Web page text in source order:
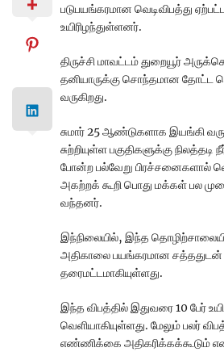
படுபயங்கரமான வெடிவிபத்து
உயிரிழந்துள்ளனர்.
திருச்சி மாவட்டம் துறையூர்
தனியாருக்கு சொந்தமான தோட்ட
வருகிறது.
சுமார் 25 ஆண்டுகளாக இயங்கி
சுற்றியுள்ள பகுதிகளுக்கு நிலத்தடி
போன்ற பல்வேறு பிரச்சனைகளால்
அகற்றக் கூறி பொது மக்கள் பல
வந்தனர்.
இந்நிலையில், இந்த
அதிகாலை பயங்கரமான சத்ததுடன்
தரைமட்டமாகியுள்ளது.
இந்த விபத்தில் இதுவரை 10 பேர்
வெளியாகியுள்ளது. மேலும் பலர்
எண்ணிக்கை அதிகரிக்கக்கூடும்